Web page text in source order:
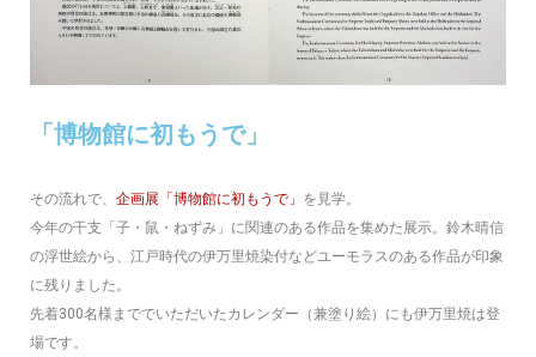
「博物館に初もうで」
その流れで、 企画展「博物館に初もうで」 を見学。
今年の干支「子・鼠・ねずみ」に関連のある作品を集めた展示。鈴木晴信
の浮世絵から、江戸時代の伊万里焼染付などユーモラスのある作品が印象
に残りました。
先着300名様まででいただいたカレンダー（兼塗り絵）にも伊万里焼は登
場です。